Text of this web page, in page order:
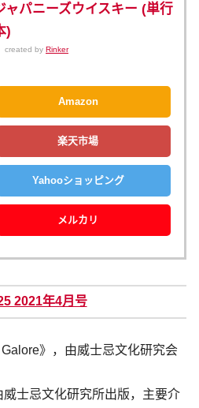
ャパニーズウイスキー (単行
)
created by Rinker
Amazon
楽天市場
Yahooショッピング
メルカリ
2021年4月号
》，由威士忌文化研究会
士忌文化研究所出版，主要介